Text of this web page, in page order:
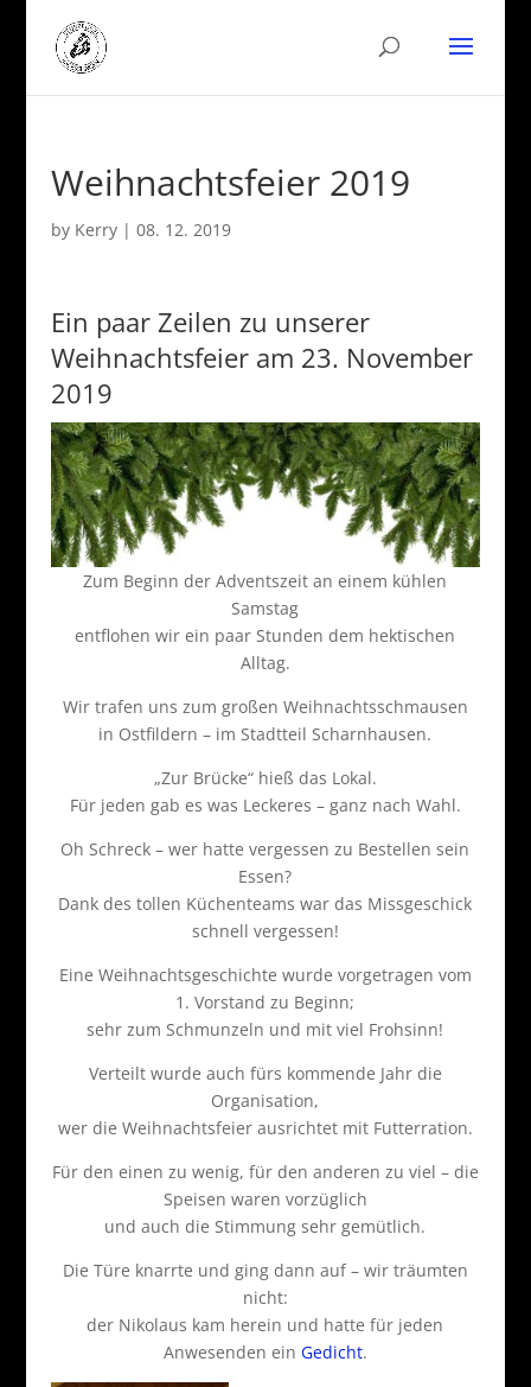
Weihnachtsfeier 2019
by Kerry| 08. 12. 2019
Ein paar Zeilen zu unserer
Weihnachtsfeier am 23. November
2019
Zum Beginn der Adventszeit an einem kühlen
Samstag
entflohen wir ein paar Stunden dem hektischen
Alltag.
Wir trafen uns zum großen Weihnachtsschmausen
in Ostfildern – im Stadtteil Scharnhausen.
„Zur Brücke“ hieß das Lokal.
Für jeden gab es was Leckeres – ganz nach Wahl.
Oh Schreck – wer hatte vergessen zu Bestellen sein
Essen?
Dank des tollen Küchenteams war das Missgeschick
schnell vergessen!
Eine Weihnachtsgeschichte wurde vorgetragen vom
1. Vorstand zu Beginn;
sehr zum Schmunzeln und mit viel Frohsinn!
Verteilt wurde auch fürs kommende Jahr die
Organisation,
wer die Weihnachtsfeier ausrichtet mit Futterration.
Für den einen zu wenig, für den anderen zu viel – die
Speisen waren vorzüglich
und auch die Stimmung sehr gemütlich.
Die Türe knarrte und ging dann auf – wir träumten
nicht:
der Nikolaus kam herein und hatte für jeden
Anwesenden ein Gedicht.